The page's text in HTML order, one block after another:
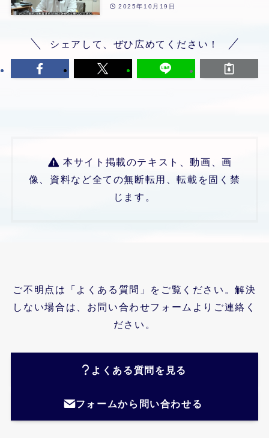
明 | 第26回
2025年10月19日
シェアして、ぜひ広めてください！
本サイト掲載のテキスト、動画、画
像、資料など全ての無断転用、転載を固く禁
じます。
ご不明点は「よくある質問」をご覧ください。解決
しない場合は、お問い合わせフォームよりご連絡く
ださい。
よくある質問を見る
フォームから問い合わせる